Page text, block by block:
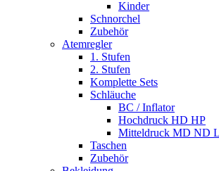
Kinder
Schnorchel
Zubehör
Atemregler
1. Stufen
2. Stufen
Komplette Sets
Schläuche
BC / Inflator
Hochdruck HD HP
Mitteldruck MD ND
Taschen
Zubehör